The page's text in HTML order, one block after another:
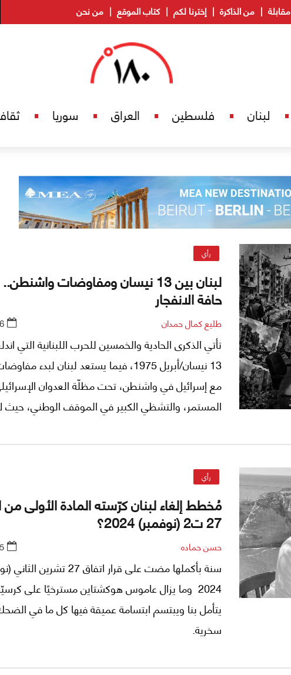
مقابلة من الذاكرة إخترنا لكم كتاب الموقع من نحن
لبنان فلسطين العراق سوريا
رأي
لبنان بين 13 نيسان ومفاوضات
حافة الانفجار
طليع كمال حمدان
تأتي الذكرى الحادية والخمسين للحرب اللبنانية التي
13 نيسان/أبريل 1975، فيما يستعد لبنان لبدء
مع إسرائيل في واشنطن، تحت مظلّة العدوان
المستمر، والتشظي الكبير في الموقف الوطني، حيث
مكوّناتها، ولا يقيها سقفٌ سياسيٌّ وإقليميٌّ واضحٌ
المحادثات ويمنع انزلاقها من التفاوض إلى الإملاء.
السؤال اللبناني القديم، لكن بصيغة أشدّ خطورة: هل
الدولة إلى التفاوض طلبًا لوقف النار وحماية السلم
تدخل إليه تحت النار ومن دون تفويض جامع، فتتحول
نفسها إلى امتداد للحرب بوسائل أخرى؟
رأي
مُخطط إلغاء لبنان كرّسته المادة الأولى من
27 ت2 (نوفمبر) 2024؟
حسن حماده
سنة بأكملها مضت على قرار اتفاق 27
2024 وما يزال عاموس هوكشتاين مسترخيًا على
يتأمل بنا ويبتسم ابتسامة عميقة فيها كل ما في
سخرية.